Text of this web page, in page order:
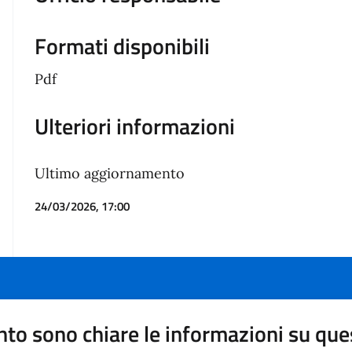
Formati disponibili
Pdf
Ulteriori informazioni
Ultimo aggiornamento
24/03/2026, 17:00
sono chiare le informazioni su